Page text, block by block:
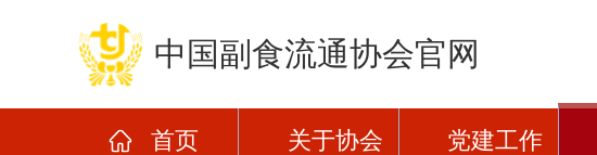
中国副食流通协会官网
首页 关于协会 党建工作